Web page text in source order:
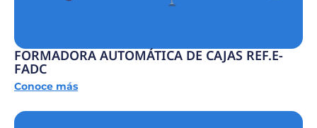
FORMADORA AUTOMÁTICA DE CAJAS REF.E-
FADC
Conoce más